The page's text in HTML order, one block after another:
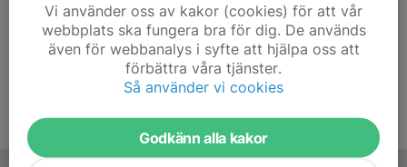
Vi använder oss av kakor (cookies) för att vår
webbplats ska fungera bra för dig. De används
även för webbanalys i syfte att hjälpa oss att
förbättra våra tjänster.
Så använder vi cookies
Godkänn alla kakor